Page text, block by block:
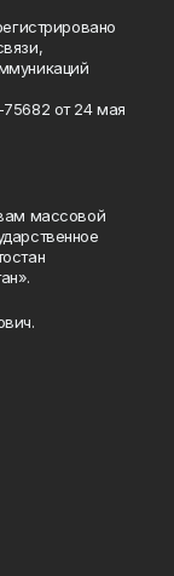
от 24 мая
массовой